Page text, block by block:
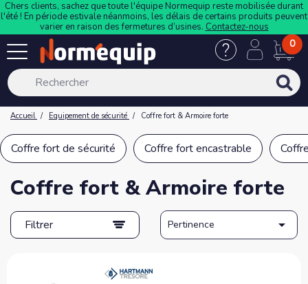
Chers clients, sachez que toute l'équipe Normequip reste mobilisée durant
l'été ! En période estivale néanmoins, les délais de certains produits peuvent
varier en raison des fermetures d’usines. Contactez-nous
0
Accueil Equipement de sécurité Coffre fort & Armoire forte
Coffre fort de sécurité Coffre fort encastrable
Coffre fort & Armoire forte
Pertinence 
Filtrer